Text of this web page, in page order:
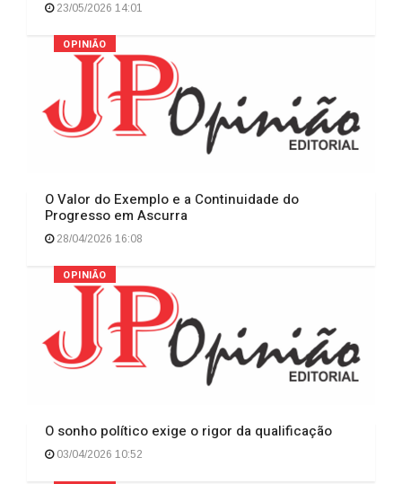
23/05/2026 14:01
OPINIÃO
O Valor do Exemplo e a Continuidade do
Progresso em Ascurra
28/04/2026 16:08
OPINIÃO
O sonho político exige o rigor da qualificação
03/04/2026 10:52